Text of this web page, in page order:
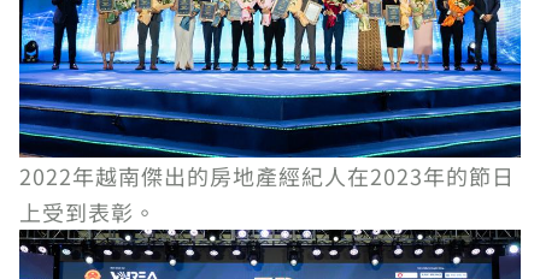
2022年越南傑出的房地產經紀人在2023年的節日
上受到表彰。